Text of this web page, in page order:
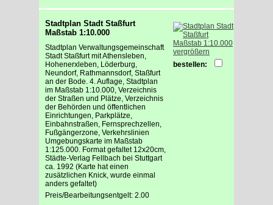
Stadtplan Stadt Staßfurt
Maßstab 1:10.000
Stadtplan Verwaltungsgemeinschaft
Stadt Staßfurt mit Athensleben,
Hohenerxleben, Löderburg,
Neundorf, Rathmannsdorf, Staßfurt
an der Bode. 4. Auflage, Stadtplan
im Maßstab 1:10.000, Verzeichnis
der Straßen und Plätze, Verzeichnis
der Behörden und öffentlichen
Einrichtungen, Parkplätze,
Einbahnstraßen, Fernsprechzellen,
Fußgängerzone, Verkehrslinien
Umgebungskarte im Maßstab
1:125.000. Format gefaltet 12x20cm,
Städte-Verlag Fellbach bei Stuttgart
ca. 1992 (Karte hat einen
zusätzlichen Knick, wurde einmal
anders gefaltet)
Preis/Bearbeitungsentgelt: 2.00
vergrößern
bestellen: